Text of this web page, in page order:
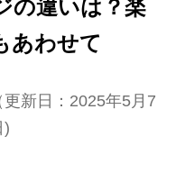
の違いは？楽
あわせて
更新日：2025年5月7
)